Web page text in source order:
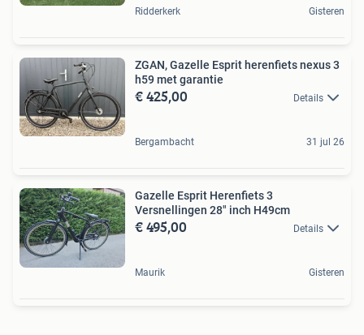
Ridderkerk Gisteren
ZGAN, Gazelle Esprit herenfiets nexus 3
h59 met garantie
€ 425,00 Details
Bergambacht 31 jul 26
Gazelle Esprit Herenfiets 3
Versnellingen 28" inch H49cm
€ 495,00 Details
Maurik Gisteren